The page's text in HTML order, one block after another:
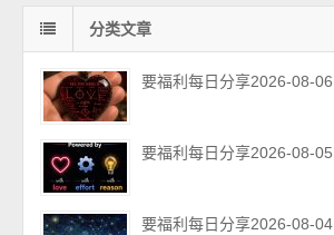
分类文章
要福利每日分享2026-08-06
要福利每日分享2026-08-05
要福利每日分享2026-08-04